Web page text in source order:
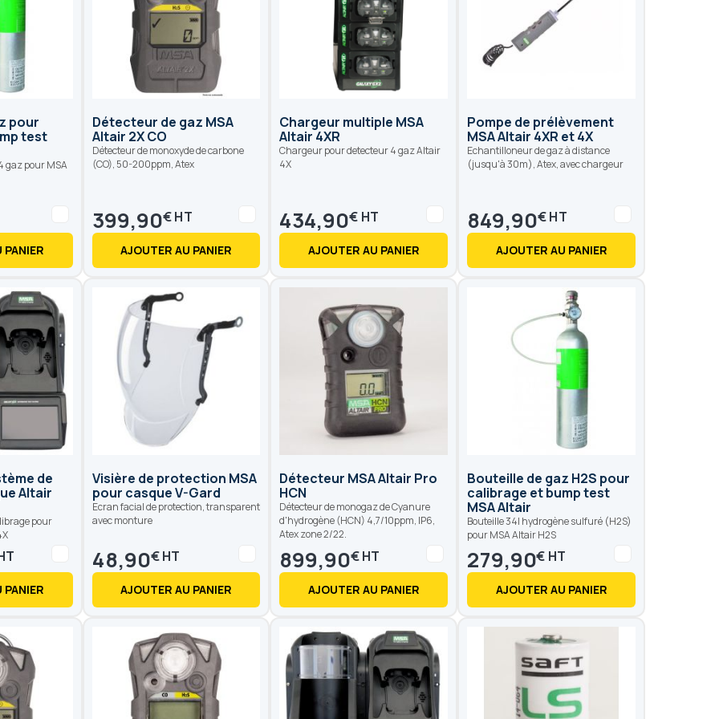
pour
test
gaz pour MSA
PANIER
Détecteur de gaz MSA
Altair 2X CO
Détecteur de monoxyde de carbone
(CO), 50-200ppm, Atex
399,90€
AJOUTER AU PANIER
Chargeur multiple MSA
Altair 4XR
Chargeur pour detecteur 4 gaz Altair
4X
434,90€
AJOUTER AU PANIER
Pompe de prélèvement
MSA Altair 4XR et 4X
Echantilloneur de gaz à distance
(jusqu'à 30m), Atex, avec chargeur
849,90€
AJOUTER AU PANIER
de
Altair
pour
PANIER
Visière de protection MSA
pour casque V-Gard
Ecran facial de protection, transparent
avec monture
48,90€
AJOUTER AU PANIER
Détecteur MSA Altair Pro
HCN
Détecteur de monogaz de Cyanure
d'hydrogène (HCN) 4,7/10ppm, IP6,
Atex zone 2/22.
899,90€
AJOUTER AU PANIER
Bouteille de gaz H2S pour
calibrage et bump test
MSA Altair
Bouteille 34l hydrogène sulfuré (H2S)
pour MSA Altair H2S
279,90€
AJOUTER AU PANIER